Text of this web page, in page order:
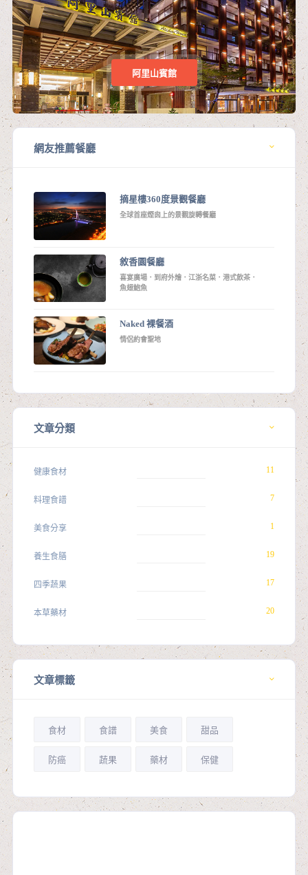
阿里山賓館
網友推薦餐廳
摘星樓360度景觀餐廳
全球首座煙囪上的景觀旋轉餐廳
敘香園餐廳
喜宴廣場．到府外燴．江浙名菜．港式飲茶．
魚翅鮑魚
Naked 裸餐酒
情侶約會聖地
文章分類
健康食材 11
料理食譜 7
美食分享 1
養生食膳 19
四季蔬果 17
本草藥材 20
文章標籤
食材 食譜 美食 甜品
防癌 蔬果 藥材 保健